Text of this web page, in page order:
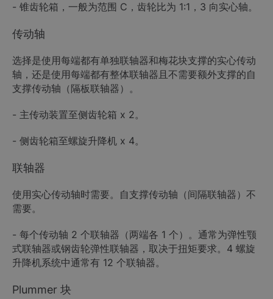
- 锥齿轮箱，一般为范围 C，齿轮比为 1:1，3 向实心轴。
传动轴
选择是使用每端都有单独联轴器和梅花块支撑的实心传动
轴，还是使用每端都有整体联轴器且不需要额外支撑的自
支撑传动轴（隔板联轴器）。
- 主传动装置至侧齿轮箱 x 2。
- 侧齿轮箱至螺旋升降机 x 4。
联轴器
使用实心传动轴时需要。自支撑传动轴（间隔联轴器）不
需要。
- 每个传动轴 2 个联轴器（两端各 1 个）。通常为弹性颚
式联轴器或钢齿轮弹性联轴器，取决于扭矩要求。4 螺旋
升降机系统中通常有 12 个联轴器。
Plummer 块